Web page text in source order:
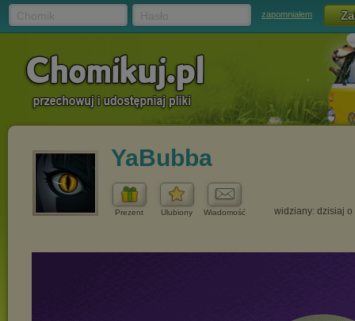
zapomniałem
YaBubba
Prezent Ulubiony Wiadomość widziany: dzisiaj o